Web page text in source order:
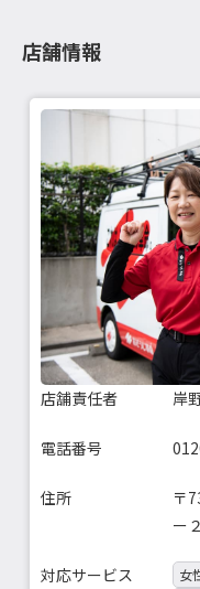
店舗情報
店舗責任者 岸
電話番号
住所
〒
ー
対応サービス 女